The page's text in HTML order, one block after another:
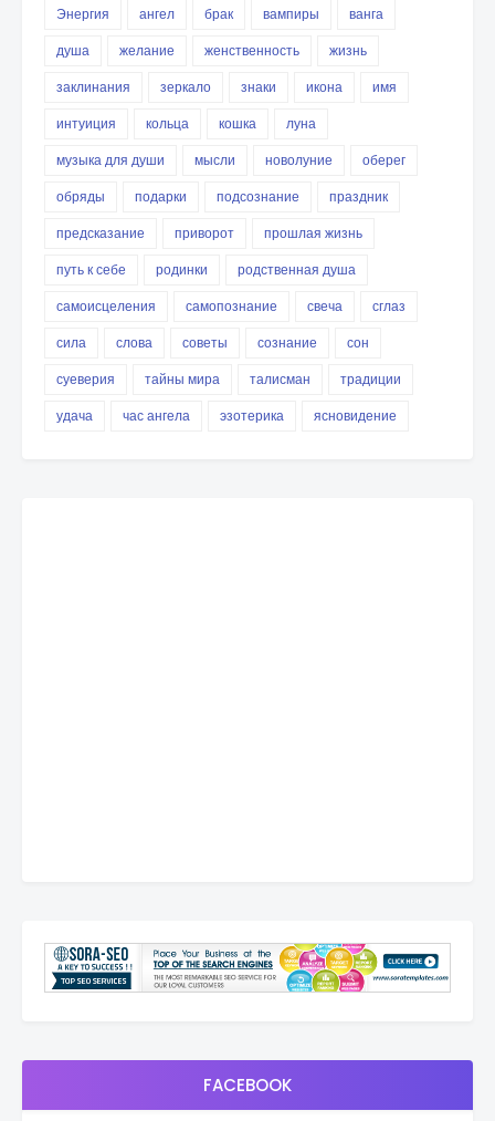
Энергия
ангел брак вампиры
ванга
душа
желание женственность
жизнь
заклинания
зеркало знаки икона
имя
интуиция
кольца кошка
луна
музыка для души
мысли новолуние
оберег
обряды
подарки подсознание
праздник
предсказание
приворот
прошлая жизнь
путь к себе
родинки
родственная душа
самоисцеления
самопознание свеча
сглаз
сила
слова советы сознание
сон
суеверия
тайны мира талисман
традиции
удача
час ангела эзотерика ясновидение
FACEBOOK